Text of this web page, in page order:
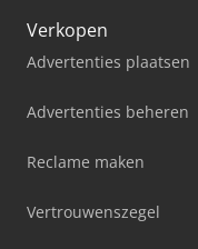
Verkopen
Advertenties plaatsen
Advertenties beheren
Reclame maken
Vertrouwenszegel